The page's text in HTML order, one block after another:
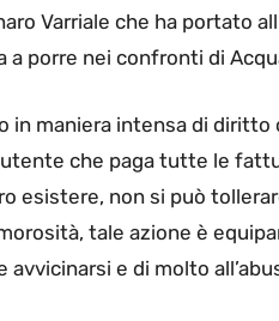
Varriale che ha portato
porre nei confronti di
in maniera intensa di
che paga tutte le
esistere, non si può
tale azione è
e di molto